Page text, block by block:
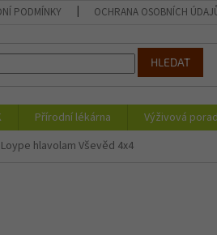
PODMÍNKY OCHRANA OSOBNÍCH
HLEDAT
Přírodní lékárna Výživová
Loype hlavolam Vševěd 4x4